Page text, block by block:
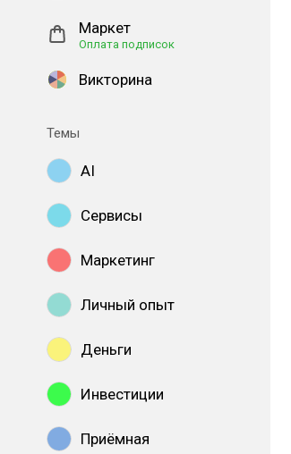
Маркет
Оплата подписок
Викторина
Темы
AI
Сервисы
Маркетинг
Личный опыт
Деньги
Инвестиции
Приёмная